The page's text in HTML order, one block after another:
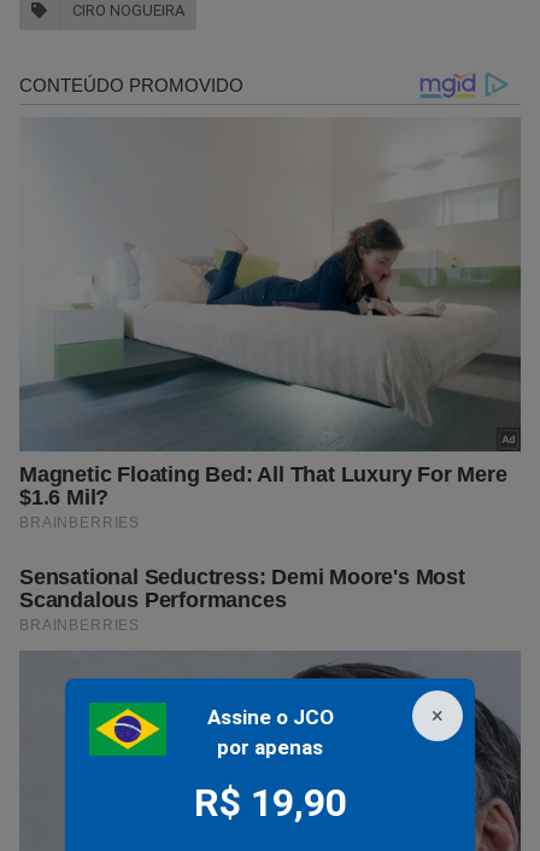
×
Assine o JCO
por apenas
R$ 19,90
CIRO NOGUEIRA